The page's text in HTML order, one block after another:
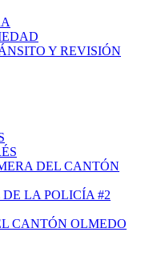
Y REVISIÓN
DEL CANTÓN
LA POLICÍA #2
CANTÓN OLMEDO